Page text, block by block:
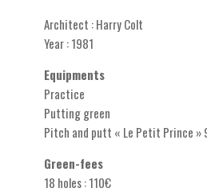
Architect : Harry Colt
Year : 1981
Equipments
Practice
Putting green
Pitch and putt « Le Petit Prince »
Green-fees
18 holes : 110€